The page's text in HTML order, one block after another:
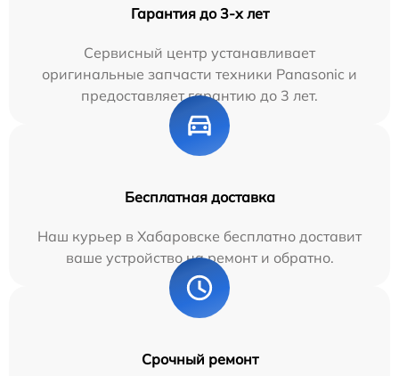
Гарантия до 3-х лет
Сервисный центр устанавливает
оригинальные запчасти техники Panasonic и
предоставляет гарантию до 3 лет.
Бесплатная доставка
Наш курьер в Хабаровске бесплатно доставит
ваше устройство на ремонт и обратно.
Срочный ремонт